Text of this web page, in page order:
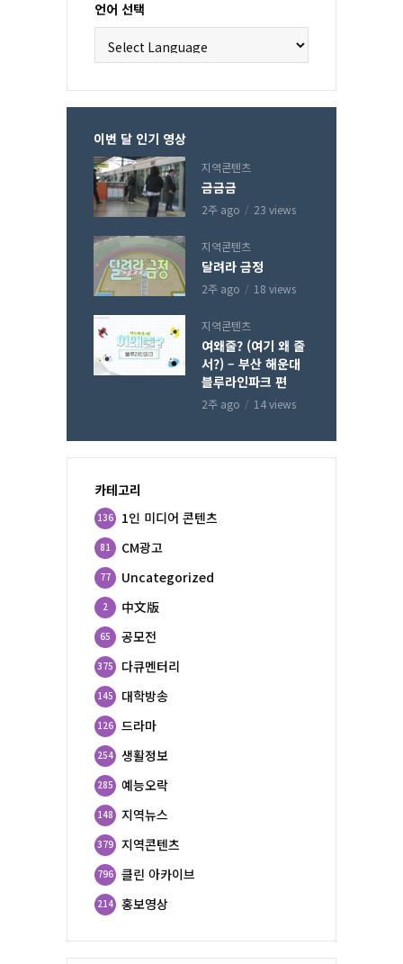
언어 선택
이번 달 인기 영상
지역콘텐츠
금금금
2주 ago 23 views
지역콘텐츠
달려라 금정
2주 ago 18 views
지역콘텐츠
여왜줄? (여기 왜 줄
서?) – 부산 해운대
블루라인파크 편
2주 ago 14 views
카테고리
1인 미디어 콘텐츠
136
CM광고
81
Uncategorized
77
中文版
2
공모전
65
다큐멘터리
375
대학방송
145
드라마
126
생활정보
254
예능오락
285
지역뉴스
148
지역콘텐츠
379
클린 아카이브
796
홍보영상
214